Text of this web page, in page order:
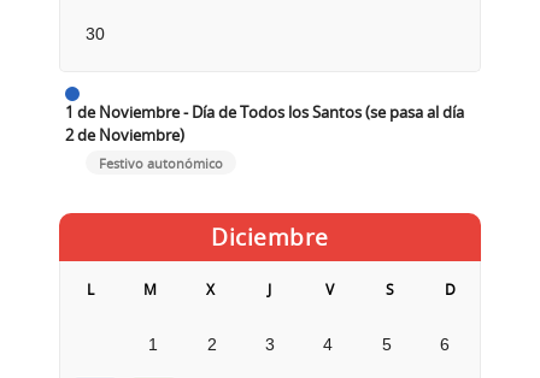
30
1 de Noviembre - Día de Todos los Santos (se pasa al día
2 de Noviembre)
Festivo autonómico
Diciembre
L M X J V S D
1 2 3 4 5 6